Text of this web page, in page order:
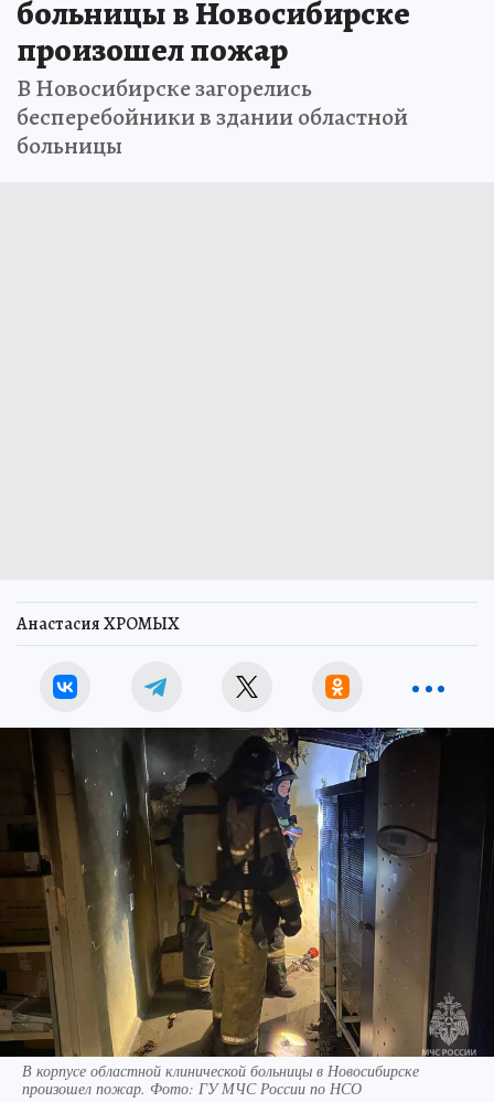
больницы в Новосибирске
произошел пожар
В Новосибирске загорелись
бесперебойники в здании областной
больницы
Анастасия ХРОМЫХ
В корпусе областной клинической больницы в Новосибирске
произошел пожар. Фото: ГУ МЧС России по НСО